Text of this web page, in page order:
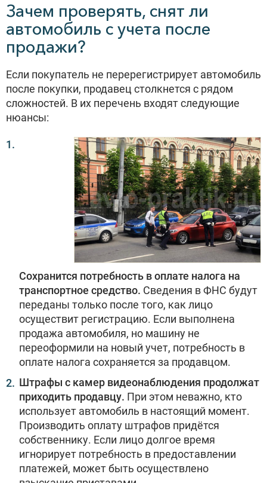
Зачем проверять, снят ли
автомобиль с учета после
продажи?
Если покупатель не перерегистрирует автомобиль
после покупки, продавец столкнется с рядом
сложностей. В их перечень входят следующие
нюансы:
Сохранится потребность в оплате налога на
транспортное средство. Сведения в ФНС будут
переданы только после того, как лицо
осуществит регистрацию. Если выполнена
продажа автомобиля, но машину не
переоформили на новый учет, потребность в
оплате налога сохраняется за продавцом.
Штрафы с камер видеонаблюдения продолжат
приходить продавцу. При этом неважно, кто
использует автомобиль в настоящий момент.
Производить оплату штрафов придётся
собственнику. Если лицо долгое время
игнорирует потребность в предоставлении
платежей, может быть осуществлено